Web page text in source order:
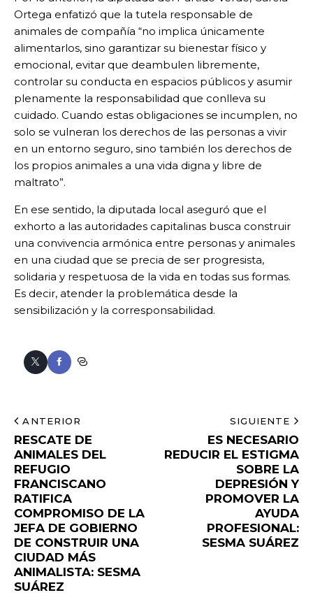
Ortega enfatizó que la tutela responsable de
animales de compañía “no implica únicamente
alimentarlos, sino garantizar su bienestar físico y
emocional, evitar que deambulen libremente,
controlar su conducta en espacios públicos y asumir
plenamente la responsabilidad que conlleva su
cuidado. Cuando estas obligaciones se incumplen, no
solo se vulneran los derechos de las personas a vivir
en un entorno seguro, sino también los derechos de
los propios animales a una vida digna y libre de
maltrato”.
En ese sentido, la diputada local aseguró que el
exhorto a las autoridades capitalinas busca construir
una convivencia armónica entre personas y animales
en una ciudad que se precia de ser progresista,
solidaria y respetuosa de la vida en todas sus formas.
Es decir, atender la problemática desde la
sensibilización y la corresponsabilidad.
ANTERIOR
RESCATE DE
ANIMALES DEL
REFUGIO
FRANCISCANO
RATIFICA
COMPROMISO DE LA
JEFA DE GOBIERNO
DE CONSTRUIR UNA
CIUDAD MÁS
ANIMALISTA: SESMA
SUÁREZ
SIGUIENTE
ES NECESARIO
REDUCIR EL ESTIGMA
SOBRE LA
DEPRESIÓN Y
PROMOVER LA
AYUDA
PROFESIONAL:
SESMA SUÁREZ